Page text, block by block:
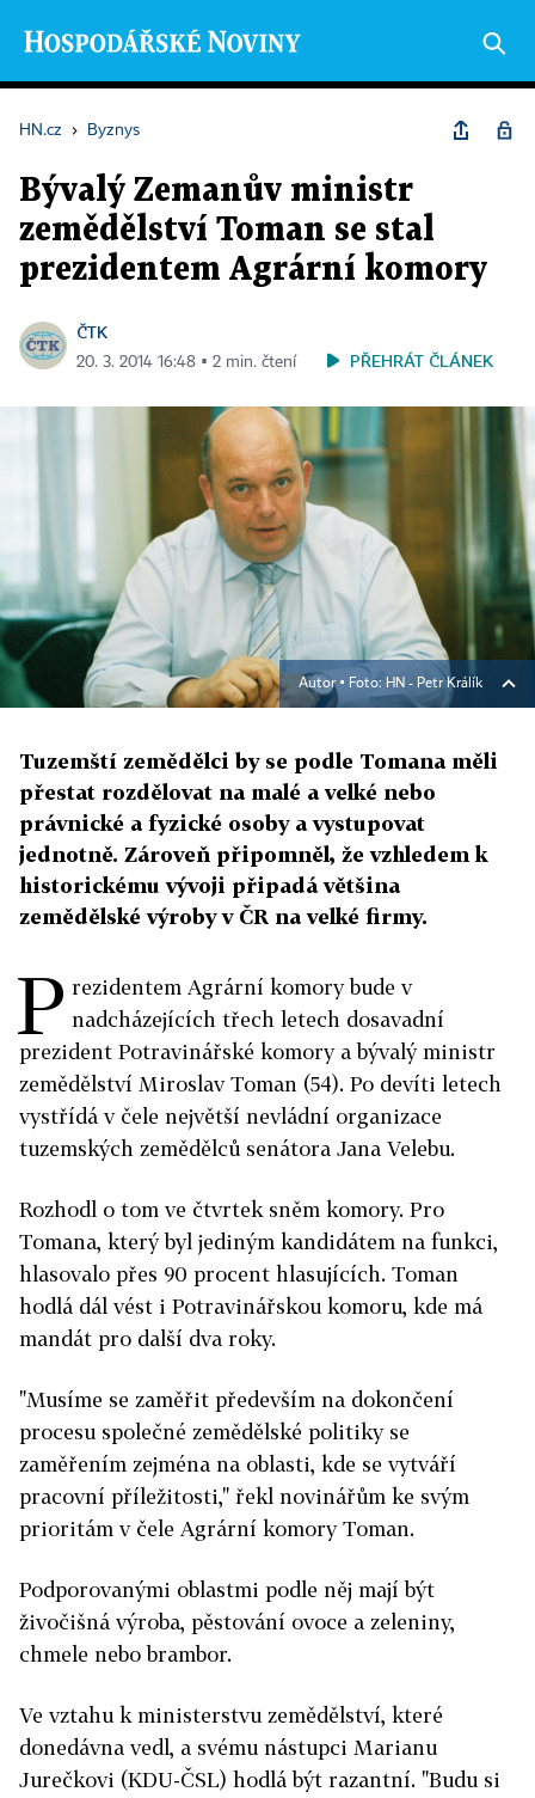
HN.cz › Byznys
Bývalý Zemanův ministr
zemědělství Toman se stal
prezidentem Agrární komory
ČTK
20. 3. 2014 16:48 ▪ 2 min. čtení PŘEHRÁT ČLÁNEK
Autor ▪ Foto: HN - Petr Králík
Tuzemští zemědělci by se podle Tomana měli
přestat rozdělovat na malé a velké nebo
právnické a fyzické osoby a vystupovat
jednotně. Zároveň připomněl, že vzhledem k
historickému vývoji připadá většina
zemědělské výroby v ČR na velké firmy.
P rezidentem Agrární komory bude v
nadcházejících třech letech dosavadní
prezident Potravinářské komory a bývalý ministr
zemědělství Miroslav Toman (54). Po devíti letech
vystřídá v čele největší nevládní organizace
tuzemských zemědělců senátora Jana Velebu.
Rozhodl o tom ve čtvrtek sněm komory. Pro
Tomana, který byl jediným kandidátem na funkci,
hlasovalo přes 90 procent hlasujících. Toman
hodlá dál vést i Potravinářskou komoru, kde má
mandát pro další dva roky.
"Musíme se zaměřit především na dokončení
procesu společné zemědělské politiky se
zaměřením zejména na oblasti, kde se vytváří
pracovní příležitosti," řekl novinářům ke svým
prioritám v čele Agrární komory Toman.
Podporovanými oblastmi podle něj mají být
živočišná výroba, pěstování ovoce a zeleniny,
chmele nebo brambor.
Ve vztahu k ministerstvu zemědělství, které
donedávna vedl, a svému nástupci Marianu
Jurečkovi (KDU-ČSL) hodlá být razantní. "Budu si